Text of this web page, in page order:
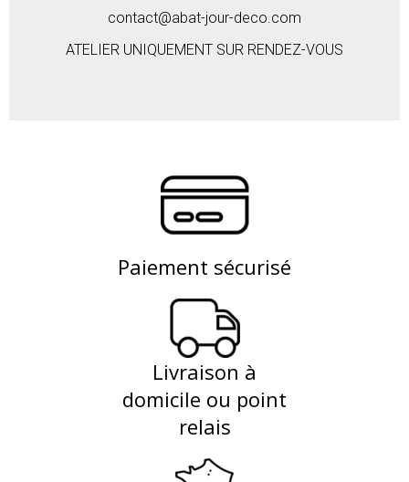
contact@abat-jour-deco.com
ATELIER UNIQUEMENT SUR RENDEZ-VOUS
Paiement sécurisé
Livraison à
domicile ou point
relais